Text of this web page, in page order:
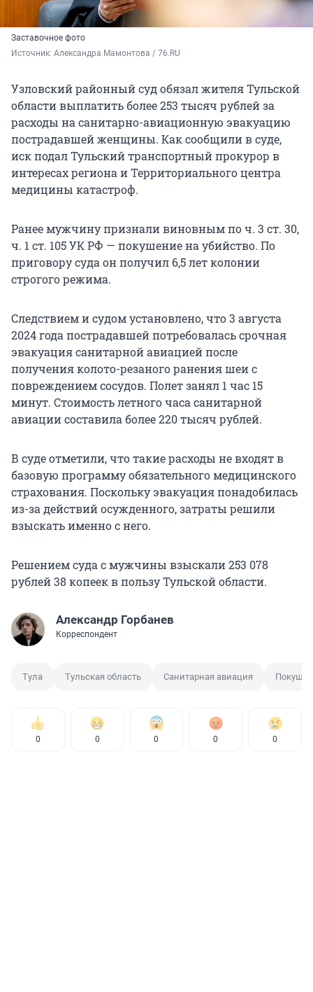
Заставочное фото
Источник: Александра Мамонтова / 76.RU
Узловский районный суд обязал жителя Тульской
области выплатить более 253 тысяч рублей за
расходы на санитарно-авиационную эвакуацию
пострадавшей женщины. Как сообщили в суде,
иск подал Тульский транспортный прокурор в
интересах региона и Территориального центра
медицины катастроф.
Ранее мужчину признали виновным по ч. 3 ст. 30,
ч. 1 ст. 105 УК РФ — покушение на убийство. По
приговору суда он получил 6,5 лет колонии
строгого режима.
Следствием и судом установлено, что 3 августа
2024 года пострадавшей потребовалась срочная
эвакуация санитарной авиацией после
получения колото-резаного ранения шеи с
повреждением сосудов. Полет занял 1 час 15
минут. Стоимость летного часа санитарной
авиации составила более 220 тысяч рублей.
В суде отметили, что такие расходы не входят в
базовую программу обязательного медицинского
страхования. Поскольку эвакуация понадобилась
из-за действий осужденного, затраты решили
взыскать именно с него.
Решением суда с мужчины взыскали 253 078
рублей 38 копеек в пользу Тульской области.
Александр Горбанев
Корреспондент
Тула Тульская область Санитарная авиация
0 0 0 0 0